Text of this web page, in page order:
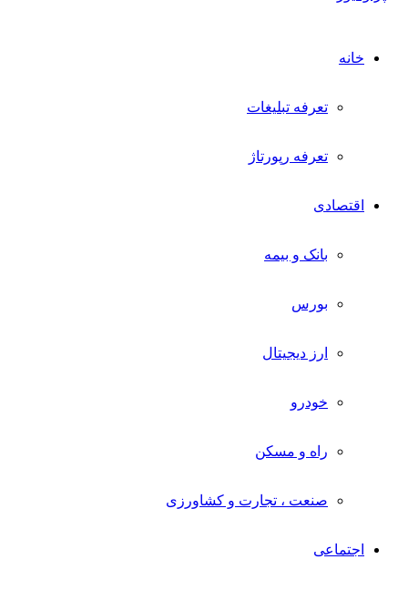
خانه
تعرفه تبلیغات
تعرفه رپورتاژ
اقتصادی
بانک و بیمه
بورس
ارز دیجیتال
خودرو
راه و مسکن
صنعت ، تجارت و کشاورزی
اجتماعی